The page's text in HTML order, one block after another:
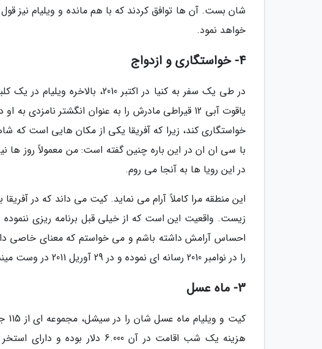
شان بست. آن ها توافق کردند که با هم مانده و ویلیام نیز
خواهد نمود.
4- خواستگاری و ازدواج
در طی یک سفر به کنیا در اکتبر
یاقوت آبی 12 قیراطی مادرش را به عنوان انگشتر
خواستگاری کند، زیرا که آفریقا یکی از مکان هایی است که
با سی ان ان در این باره چنین گفته است: من معمولاً روز ها
در این رویا ها به آنجا می روم.
این منطقه مرا کاملاً آرام می نماید. کیت می داند که در
زیست. واقعیت این است که از خیلی قبل برنامه ریزی
احساس آرامش داشته باشم و می خواستم که معنای خاصی
را در نوامبر 2010 رسانه ای نموده و در 29 آوریل 2011 در وست مینستر اَبی با هم ازدواج کردند.
3- ماه عسل
هزینه یک شب اقامت در آن 6.000